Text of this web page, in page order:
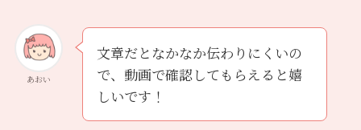
あおい
文章だとなかなか伝わりにくいの
で、動画で確認してもらえると嬉
しいです！